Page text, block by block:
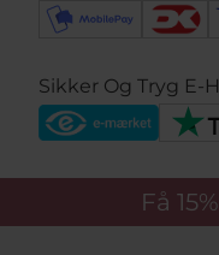
Sikker Og Tryg E-
Få 15%